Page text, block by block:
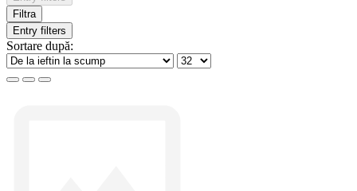
Filtra
Entry filters
Sortare după: